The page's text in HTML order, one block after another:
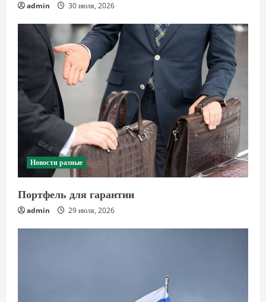
admin 30 июля, 2026
Новости разные
Портфель для гарантии
admin 29 июля, 2026